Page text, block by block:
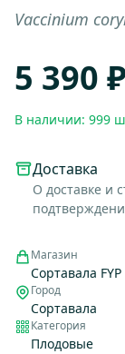
Vaccinium
5 390 ₽
В наличии: 999
Доставка
О доставке и
Магазин
Сортавала FYP
Город
Сортавала
Категория
Плодовые